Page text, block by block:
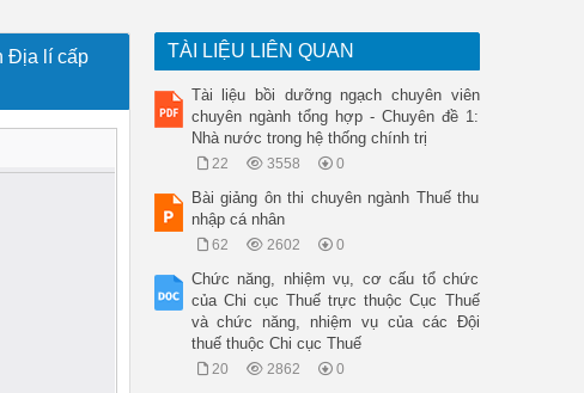
Địa lí cấp
TÀI LIỆU LIÊN QUAN
Tài liệu bồi dưỡng ngạch chuyên viên
chuyên ngành tổng hợp - Chuyên đề 1:
Nhà nước trong hệ thống chính trị
22 3558 0
Bài giảng ôn thi chuyên ngành Thuế thu
nhập cá nhân
62 2602 0
Chức năng, nhiệm vụ, cơ cấu tổ chức
của Chi cục Thuế trực thuộc Cục Thuế
và chức năng, nhiệm vụ của các Đội
thuế thuộc Chi cục Thuế
20 2862 0